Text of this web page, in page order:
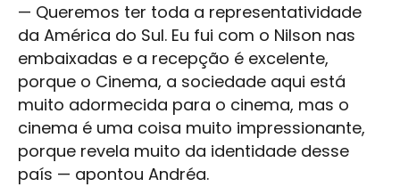
— Queremos ter toda a representatividade
da América do Sul. Eu fui com o Nilson nas
embaixadas e a recepção é excelente,
porque o Cinema, a sociedade aqui está
muito adormecida para o cinema, mas o
cinema é uma coisa muito impressionante,
porque revela muito da identidade desse
país — apontou Andréa.